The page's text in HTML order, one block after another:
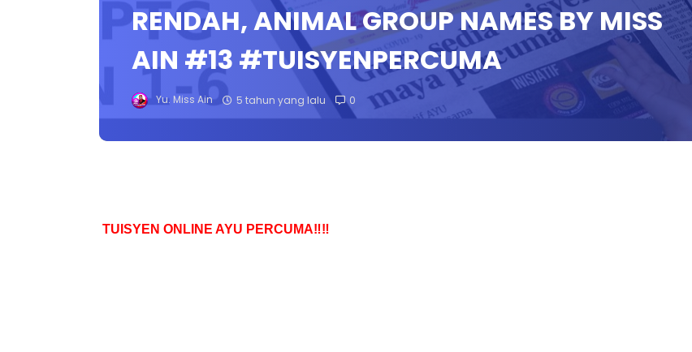
RENDAH, ANIMAL GROUP NAMES BY MISS
AIN #13 #TUISYENPERCUMA
Yu. Miss Ain 5 tahun yang lalu 0
TUISYEN ONLINE AYU PERCUMA‼️‼️